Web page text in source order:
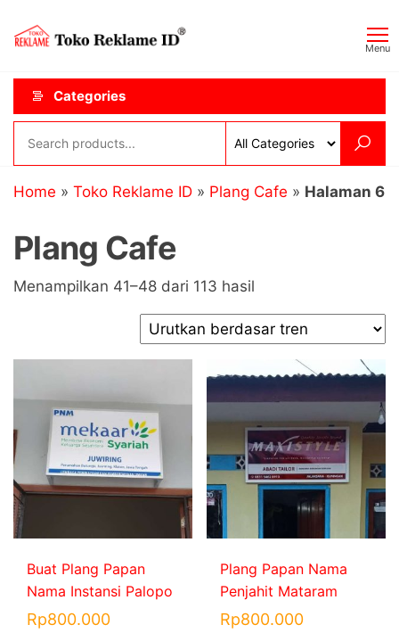
content
ID
Menu
Categories
Home » Toko Reklame ID » Plang Cafe » Halaman 6
Plang Cafe
Menampilkan 41–48 dari 113 hasil
popularitas
Buat Plang Papan
Nama Instansi Palopo
Rp800.000
Plang Papan Nama
Penjahit Mataram
Rp800.000